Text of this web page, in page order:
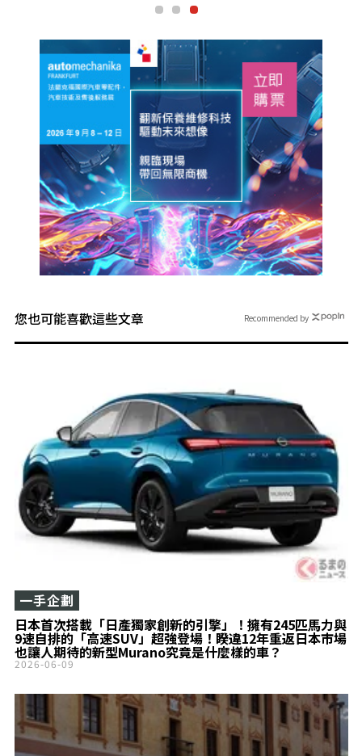
您也可能喜歡這些文章
日本首次搭載「日產獨家創新的引擎」！擁有245匹馬力與
9速自排的「高速SUV」超強登場！睽違12年重返日本市場
也讓人期待的新型Murano究竟是什麼樣的車？
一手企劃
2026-06-09
Recommended by